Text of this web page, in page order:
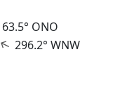
63.5° ONO
↑296.2° WNW